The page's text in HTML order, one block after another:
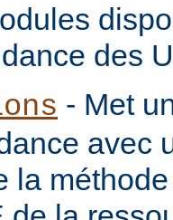
des
- Met
avec
la